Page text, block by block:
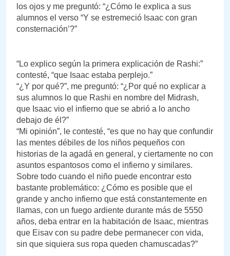
los ojos y me preguntó: “¿Cómo le explica a sus
alumnos el verso “Y se estremeció Isaac con gran
consternación’?”
“Lo explico según la primera explicación de Rashi:”
contesté, “que Isaac estaba perplejo.”
“¿Y por qué?”, me preguntó: “¿Por qué no explicar a
sus alumnos lo que Rashi en nombre del Midrash,
que Isaac vio el infierno que se abrió a lo ancho
debajo de él?”
“Mi opinión”, le contesté, “es que no hay que confundir
las mentes débiles de los niños pequeños con
historias de la agadá en general, y ciertamente no con
asuntos espantosos como el infierno y similares.
Sobre todo cuando el niño puede encontrar esto
bastante problemático: ¿Cómo es posible que el
grande y ancho infierno que está constantemente en
llamas, con un fuego ardiente durante más de 5550
años, deba entrar en la habitación de Isaac, mientras
que Eisav con su padre debe permanecer con vida,
sin que siquiera sus ropa queden chamuscadas?”